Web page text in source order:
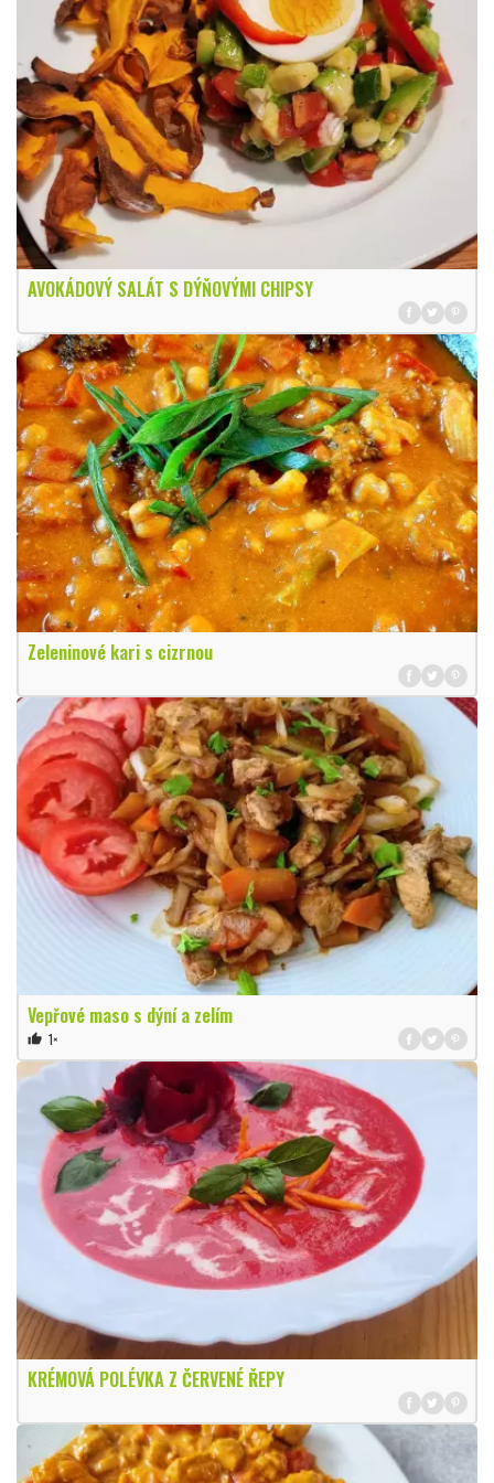
AVOKÁDOVÝ SALÁT S DÝŇOVÝMI CHIPSY
Zeleninové kari s cizrnou
Vepřové maso s dýní a zelím
thumb_up 1×
KRÉMOVÁ POLÉVKA Z ČERVENÉ ŘEPY